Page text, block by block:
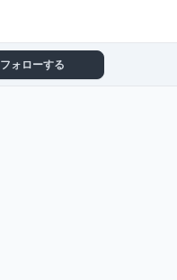
フォローする